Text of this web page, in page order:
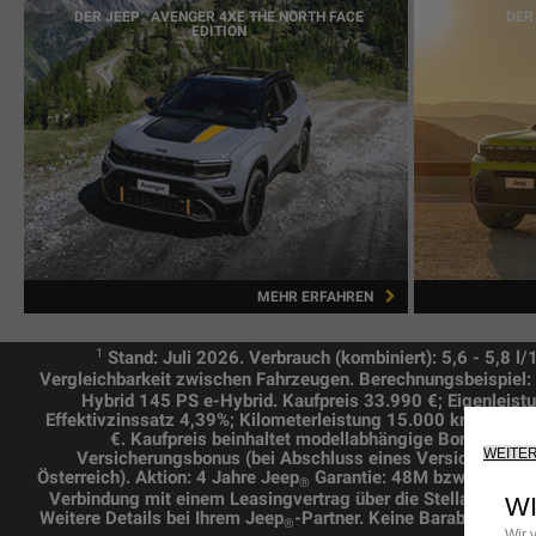
DER JEEP®AVENGER 4XE THE NORTH FACE
EDITION
MEHR ERFAHREN
1 Stand: Juli 2026. Verbrauch (kombiniert): 5,6 - 5,8
Vergleichbarkeit zwischen Fahrzeugen.
Hybrid 145 PS e-Hybrid. Kaufpreis 33.990 €;
Effektivzinssatz 4,39%; Kilometerleistung 15.000 km pro
€. Kaufpreis beinhaltet modellabhängige Boni der
Versicherungsbonus (bei Abschluss eines
Österreich). Aktion: 4 Jahre Jeep® Garantie: 48M bzw. bis zu
Verbindung mit einem Leasingvertrag über die Stellantis
Weitere Details bei Ihrem Jeep®-Partner. Keine Barablöse